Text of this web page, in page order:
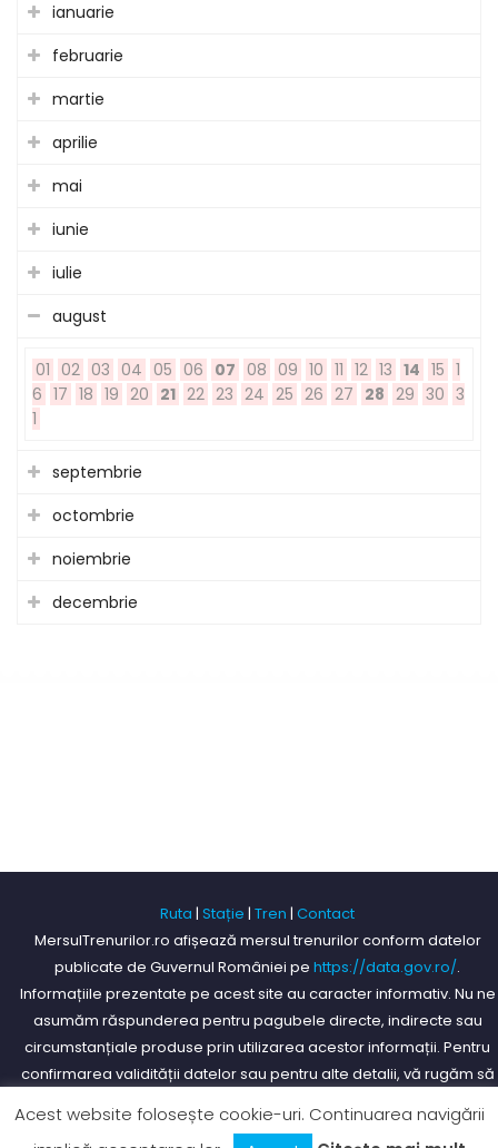
ianuarie
februarie
martie
aprilie
mai
iunie
iulie
august
01 02 03 04 05 06 07 08 09 10 11 12 13 14 15 1
6 17 18 19 20 21 22 23 24 25 26 27 28 29 30 3
1
septembrie
octombrie
noiembrie
decembrie
Ruta | Stație | Tren | Contact
MersulTrenurilor.ro afișează mersul trenurilor conform datelor
publicate de Guvernul României pe https://data.gov.ro/.
Informațiile prezentate pe acest site au caracter informativ. Nu ne
asumăm răspunderea pentru pagubele directe, indirecte sau
circumstanțiale produse prin utilizarea acestor informații. Pentru
confirmarea validității datelor sau pentru alte detalii, vă rugăm să
Călători, Softrans sau InterRegional.
Acest website folosește cookie-uri. Continuarea navigării